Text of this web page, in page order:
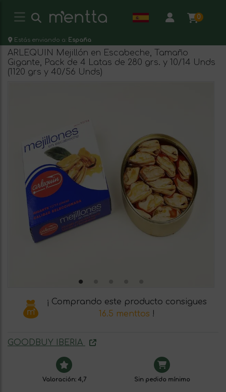
0
Estás enviando a: España
ARLEQUIN Mejillón en Escabeche, Tamaño
Gigante, Pack de 4 Latas de 280 grs. y 10/14 Unds
(1120 grs y 40/56 Unds)
¡ Comprando este producto consigues
16.5 menttos !
GOODBUY IBERIA
Valoración: 4,7 Sin pedido mínimo